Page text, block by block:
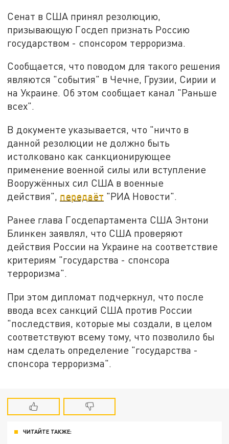
Сенат в США принял резолюцию,
призывающую Госдеп признать Россию
государством - спонсором терроризма.
Сообщается, что поводом для такого решения
являются "события" в Чечне, Грузии, Сирии и
на Украине. Об этом сообщает канал "Раньше
всех".
В документе указывается, что "ничто в
данной резолюции не должно быть
истолковано как санкционирующее
применение военной силы или вступление
Вооружённых сил США в военные
действия", передаёт "РИА Новости".
Ранее глава Госдепартамента США Энтони
Блинкен заявлял, что США проверяют
действия России на Украине на соответствие
критериям "государства - спонсора
терроризма".
При этом дипломат подчеркнул, что после
ввода всех санкций США против России
"последствия, которые мы создали, в целом
соответствуют всему тому, что позволило бы
нам сделать определение "государства -
спонсора терроризма".
ЧИТАЙТЕ ТАКЖЕ: